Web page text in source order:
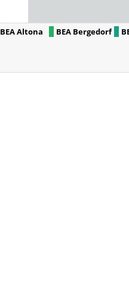
BEA Altona BEA Bergedorf